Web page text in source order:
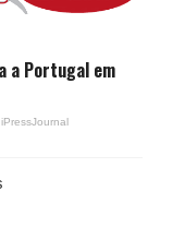
a Portugal em
iPressJournal